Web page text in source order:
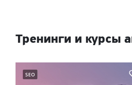
Тренинги и курсы
SEO